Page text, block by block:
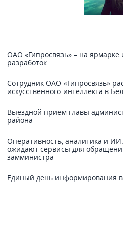
ОАО «Гипросвязь» – на
разработок
Сотрудник ОАО «Гипросвязь»
искусственного интеллекта в
Выездной прием главы
района
Оперативность, аналитика и
ожидают сервисы для
замминистра
Единый день информирования